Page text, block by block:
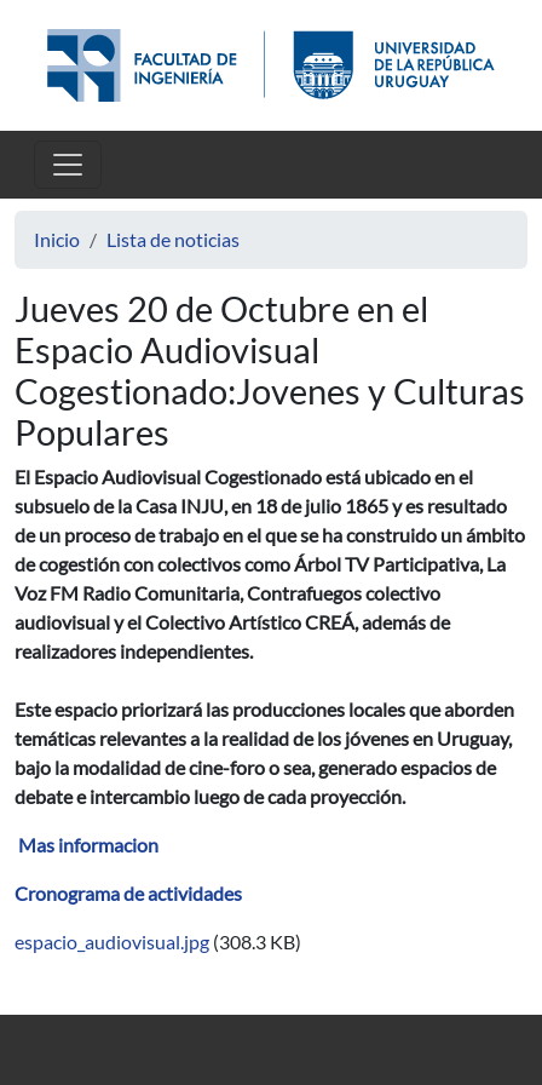
Inicio Lista de noticias
Jueves 20 de Octubre en el
Espacio Audiovisual
Cogestionado:Jovenes y Culturas
Populares
El Espacio Audiovisual Cogestionado está ubicado en el
subsuelo de la Casa INJU, en 18 de julio 1865 y es resultado
de un proceso de trabajo en el que se ha construido un ámbito
de cogestión con colectivos como Árbol TV Participativa, La
Voz FM Radio Comunitaria, Contrafuegos colectivo
audiovisual y el Colectivo Artístico CREÁ, además de
realizadores independientes.
Este espacio priorizará las producciones locales que aborden
temáticas relevantes a la realidad de los jóvenes en Uruguay,
bajo la modalidad de cine-foro o sea, generado espacios de
debate e intercambio luego de cada proyección.
Mas informacion
Cronograma de actividades
espacio_audiovisual.jpg (308.3 KB)